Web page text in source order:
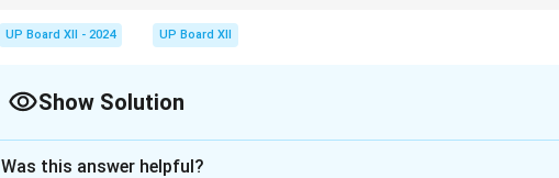
UP Board XII - 2024 UP Board XII
Show Solution
Was this answer helpful?